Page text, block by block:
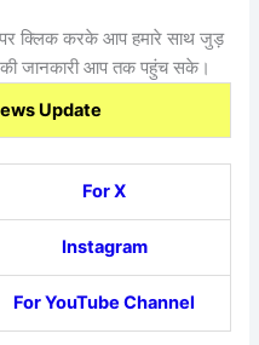
पर क्लिक करके आप हमारे साथ जुड़
जानकारी आप तक पहुंच सके।
Update
For X
Instagram
For YouTube Channel